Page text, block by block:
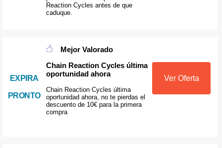
Reaction Cycles antes de que
caduque.
EXPIRA
PRONTO
Mejor Valorado
Chain Reaction Cycles última
oportunidad ahora
Chain Reaction Cycles última
oportunidad ahora, no te pierdas el
descuento de 10€ para la primera
compra
Ver Oferta